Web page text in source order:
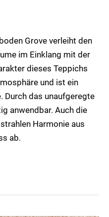
Grove verleiht den
im Einklang mit der
dieses Teppichs
und ist ein
Durch das unaufgeregte
anwendbar. Auch die
Harmonie aus
ab.